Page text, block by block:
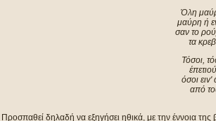
Όλη
μαύρη ή
σαν το
τα
Τόσοι,
όσοι ειv'
από
Προσπαθεί δηλαδή να εξηγήσει ηθικά, με την έννοια